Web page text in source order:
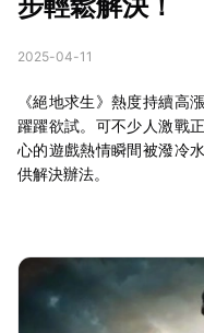
2025-04-11
《絕地求生》熱度持續高
躍躍欲試。可不少人激戰
心的遊戲熱情瞬間被潑冷
供解決辦法。